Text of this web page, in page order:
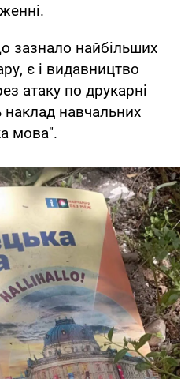
зазнало найбільших
є і видавництво
атаку по друкарні
навчальних
мова".